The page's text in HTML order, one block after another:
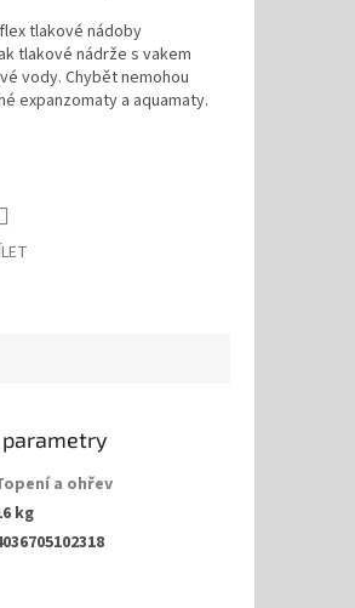
tlakové nádoby
tlakové nádrže s vakem
vody. Chybět nemohou
expanzomaty a aquamaty.
a ohřev
kg